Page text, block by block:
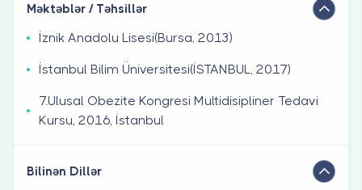
Məktəblər / Təhsillər
İznik Anadolu Lisesi(Bursa, 2013)
İstanbul Bilim Üniversitesi(İSTANBUL, 2017)
7.Ulusal Obezite Kongresi Multidisipliner Tedavi
Kursu, 2016, İstanbul
Bilinən Dillər